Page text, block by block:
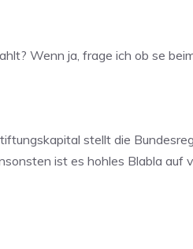
Wenn ja, frage ich ob se
stellt die
ist es hohles Blabla